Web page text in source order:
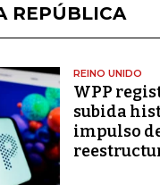
REPÚBLICA
REINO UNIDO
WPP
subida
impulso